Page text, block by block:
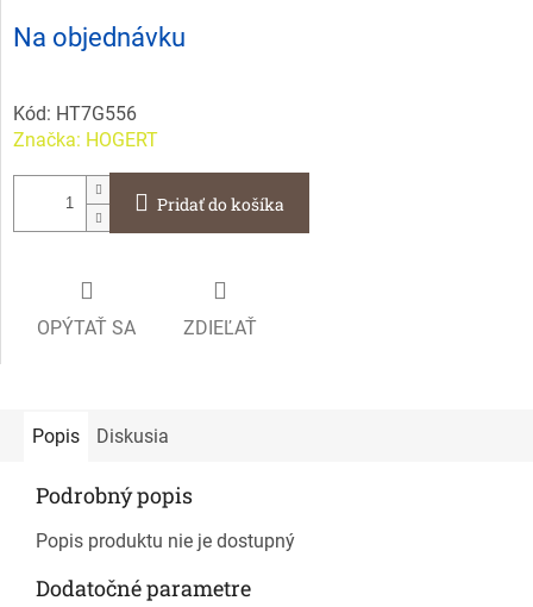
Jednotková
cena:
Na objednávku
Kód: HT7G556
Značka: HOGERT
Pridať do košíka
OPÝTAŤ SA ZDIEĽAŤ
Popis Diskusia
Podrobný popis
Popis produktu nie je dostupný
Dodatočné parametre